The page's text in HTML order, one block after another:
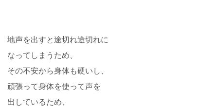
地声を出すと途切れ途切れに
なってしまうため、
その不安から身体も硬いし、
頑張って身体を使って声を
出しているため、